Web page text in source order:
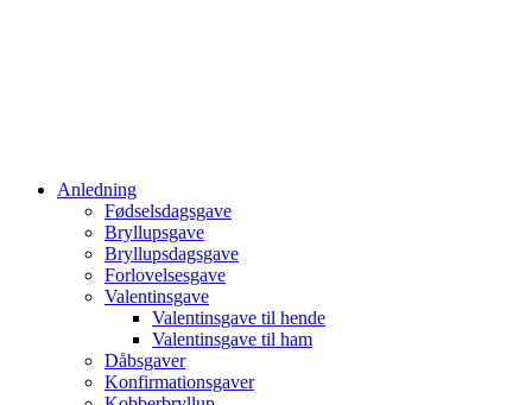
Anledning
Fødselsdagsgave
Bryllupsgave
Bryllupsdagsgave
Forlovelsesgave
Valentinsgave
Valentinsgave til hende
Valentinsgave til ham
Dåbsgaver
Konfirmationsgaver